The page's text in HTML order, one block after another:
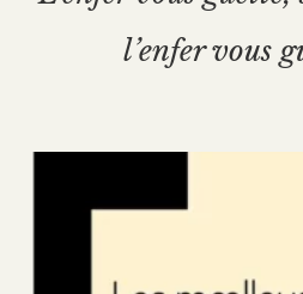
l’enfer vous